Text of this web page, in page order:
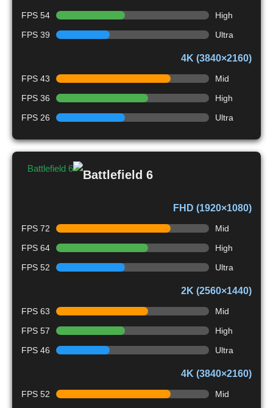
High
54 FPS
Ultra
39 FPS
4K (3840×2160)
Mid
43 FPS
High
36 FPS
Ultra
26 FPS
Battlefield 6
FHD (1920×1080)
Mid
72 FPS
High
64 FPS
Ultra
52 FPS
2K (2560×1440)
Mid
63 FPS
High
57 FPS
Ultra
46 FPS
4K (3840×2160)
Mid
52 FPS